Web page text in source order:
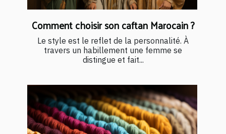
Comment choisir son caftan Marocain ?
Le style est le reflet de la personnalité. À
travers un habillement une femme se
distingue et fait...